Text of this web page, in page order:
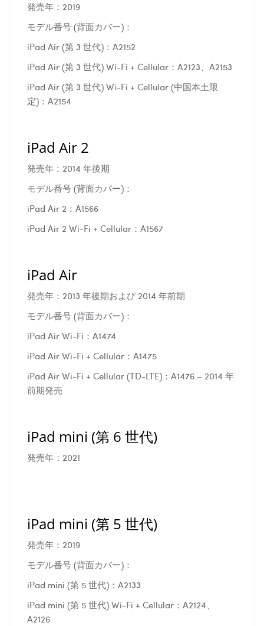
発売年：2019
モデル番号 (背面カバー)：
iPad Air (第 3 世代)：A2152
iPad Air (第 3 世代) Wi-Fi + Cellular：A2123、A2153
iPad Air (第 3 世代) Wi-Fi + Cellular (中国本土限
定)：A2154
iPad Air 2
発売年：2014 年後期
モデル番号 (背面カバー)：
iPad Air 2：A1566
iPad Air 2 Wi-Fi + Cellular：A1567
iPad Air
発売年：2013 年後期および 2014 年前期
モデル番号 (背面カバー)：
iPad Air Wi-Fi：A1474
iPad Air Wi-Fi + Cellular：A1475
iPad Air Wi-Fi + Cellular (TD-LTE)：A1476 – 2014 年
前期発売
iPad mini (第 6 世代)
発売年：2021
iPad mini (第 5 世代)
発売年：2019
モデル番号 (背面カバー)：
iPad mini (第 5 世代)：A2133
iPad mini (第 5 世代) Wi-Fi + Cellular：A2124、
A2126